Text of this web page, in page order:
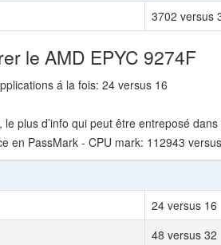
3702 versus
le AMD EPYC 9274F
á la fois: 24 versus 16
plus d’info qui peut être entreposé
en PassMark - CPU mark: 112943
24 versus 16
48 versus 32